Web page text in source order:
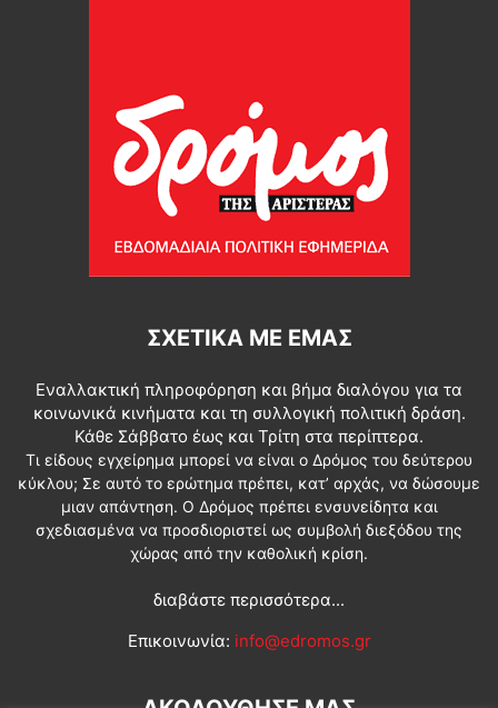
ΣΧΕΤΙΚΆ ΜΕ ΕΜΆΣ
Εναλλακτική πληροφόρηση και βήμα διαλόγου για τα
κοινωνικά κινήματα και τη συλλογική πολιτική δράση.
Κάθε Σάββατο έως και Τρίτη στα περίπτερα.
Τι είδους εγχείρημα μπορεί να είναι ο Δρόμος του δεύτερου
κύκλου; Σε αυτό το ερώτημα πρέπει, κατ’ αρχάς, να δώσουμε
μιαν απάντηση. Ο Δρόμος πρέπει ενσυνείδητα και
σχεδιασμένα να προσδιοριστεί ως συμβολή διεξόδου της
χώρας από την καθολική κρίση.
διαβάστε περισσότερα...
Επικοινωνία: info@edromos.gr